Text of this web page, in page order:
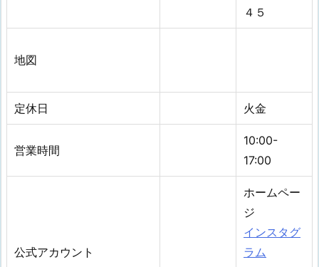
４５
地図
定休日 火金
営業時間
10:00-
17:00
公式アカウント
ホームペー
ジ
インスタグ
ラム